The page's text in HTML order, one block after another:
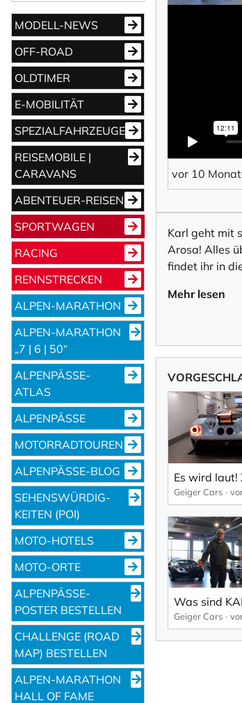
MODELL-NEWS
OFF-ROAD
OLDTIMER
E-MOBILITÄT
SPEZIALFAHRZEUGE
REISEMOBILE |
CARAVANS
ABENTEUER-REISEN
SPORTWAGEN
RACING
RENNSTRECKEN
ALPEN-MARATHON
ALPEN-MARATHON
„7 | 6 | 50“
ALPENPÄSSE-
ATLAS
ALPENPÄSSE
MOTORRADTOUREN
ALPENPÄSSE-BLOG
SEHENS­WÜRDIG­
KEITEN (POI)
MOTO-HOTELS
MOTO-ORTE
ALPENPÄSSE-
POSTER BESTELLEN
CHALLENGE (ROAD
MAP) BESTELLEN
ALPEN-MARATHON
HALL OF FAME
vor 10
Karl geht mit
Arosa! Alles
findet ihr in
Mehr lesen
Geiger Cars
Geiger Cars
Ich
Mit der